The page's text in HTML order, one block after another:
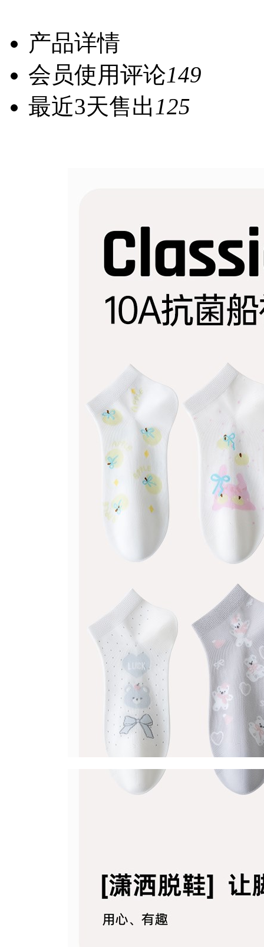
产品详情
会员使用评论149
最近3天售出125